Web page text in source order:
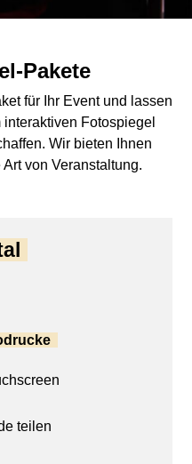
Pakete
für Ihr Event und lassen
Fotospiegel
Wir bieten Ihnen
von Veranstaltung.
teilen